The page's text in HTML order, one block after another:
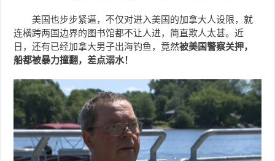
美国也步步紧逼，不仅对进入美国的加拿大人设限，就
连横跨两国边界的图书馆都不让人进，简直欺人太甚。近
日，还有已经加拿大男子出海钓鱼，竟然被美国警察关押，
船都被暴力撞翻，差点溺水！